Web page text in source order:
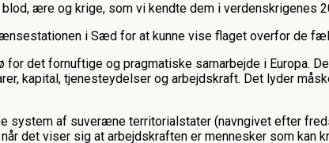
ære og krige, som vi kendte dem i verdenskrigenes
i Sæd for at kunne vise flaget overfor de
det fornuftige og pragmatiske samarbejde i Europa.
kapital, tjenesteydelser og arbejdskraft. Det lyder
system af suveræne territorialstater (navngivet efter
det viser sig at arbejdskraften er mennesker som kan